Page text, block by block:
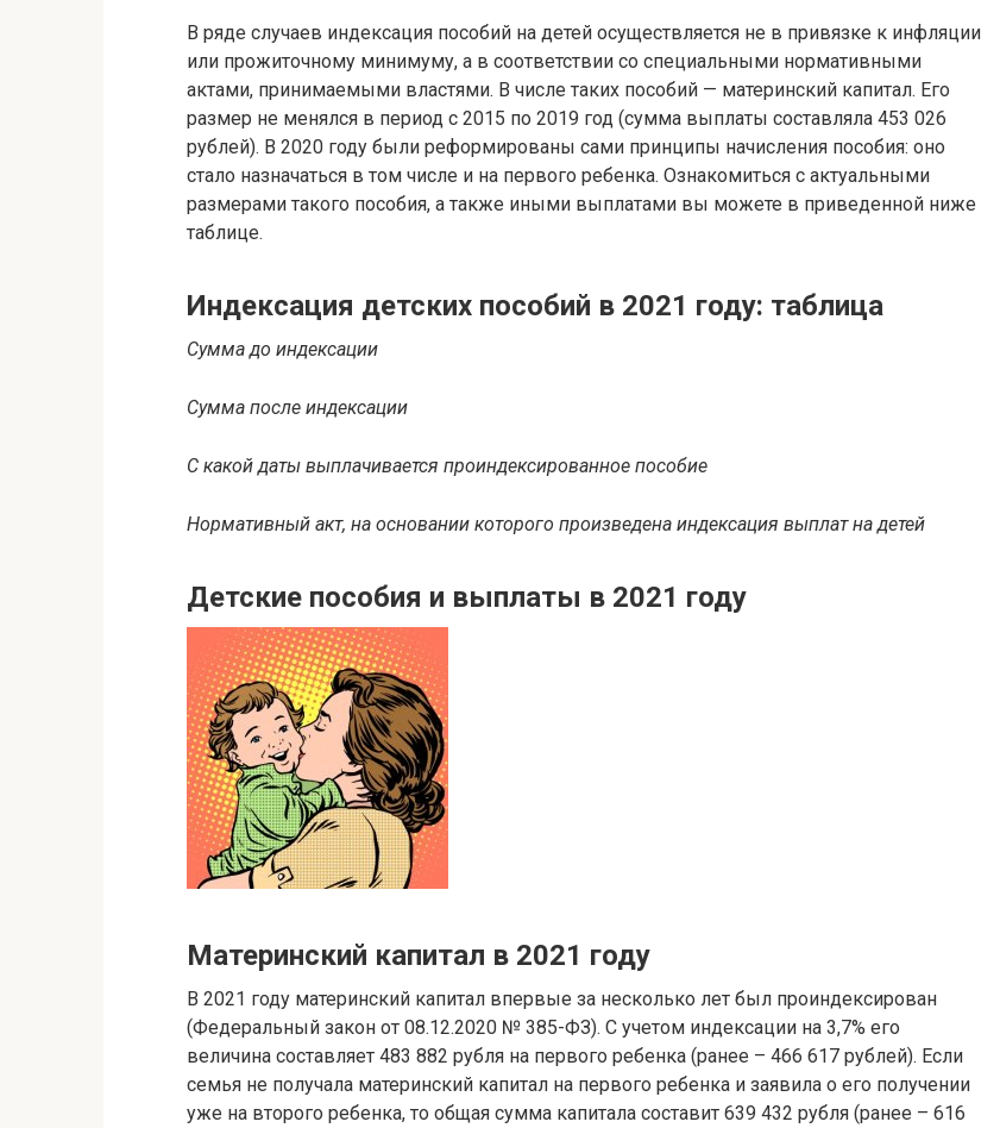
В ряде случаев индексация пособий на детей осуществляется не в привязке к инфляции
или прожиточному минимуму, а в соответствии со специальными нормативными
актами, принимаемыми властями. В числе таких пособий — материнский капитал. Его
размер не менялся в период с 2015 по 2019 год (сумма выплаты составляла 453 026
рублей). В 2020 году были реформированы сами принципы начисления пособия: оно
стало назначаться в том числе и на первого ребенка. Ознакомиться с актуальными
размерами такого пособия, а также иными выплатами вы можете в приведенной ниже
таблице.
Индексация детских пособий в 2021 году: таблица
Сумма до индексации
Сумма после индексации
С какой даты выплачивается проиндексированное пособие
Нормативный акт, на основании которого произведена индексация выплат на детей
Детские пособия и выплаты в 2021 году
Материнский капитал в 2021 году
В 2021 году материнский капитал впервые за несколько лет был проиндексирован
(Федеральный закон от 08.12.2020 № 385-ФЗ). С учетом индексации на 3,7% его
величина составляет 483 882 рубля на первого ребенка (ранее – 466 617 рублей). Если
семья не получала материнский капитал на первого ребенка и заявила о его получении
уже на второго ребенка, то общая сумма капитала составит 639 432 рубля (ранее – 616